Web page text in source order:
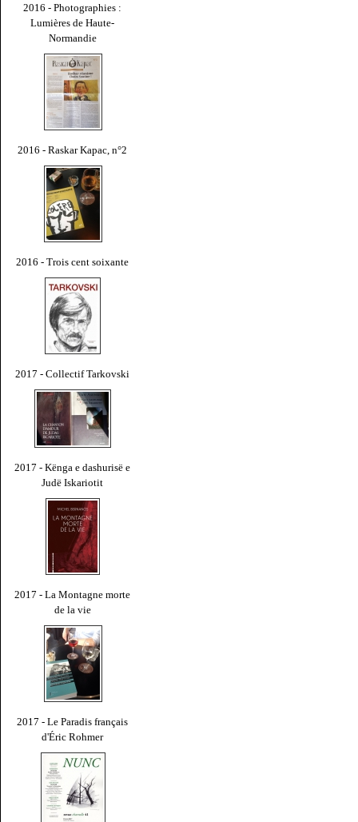
2016 - Photographies :
Lumières de Haute-
Normandie
2016 - Raskar Kapac, n°2
2016 - Trois cent soixante
2017 - Collectif Tarkovski
2017 - Kënga e dashurisë e
Judë Iskariotit
2017 - La Montagne morte
de la vie
2017 - Le Paradis français
d'Éric Rohmer